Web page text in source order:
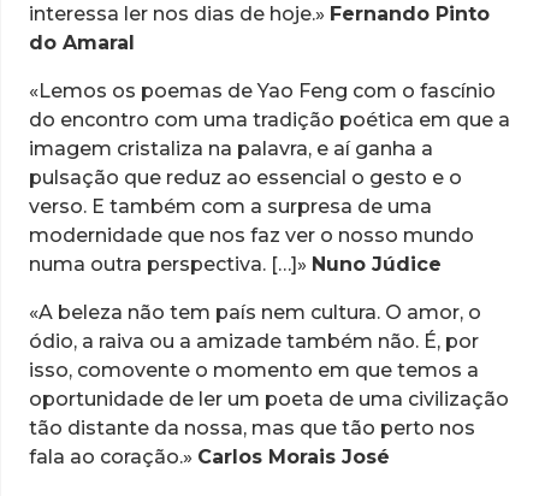
interessa ler nos dias de hoje.» Fernando Pinto
do Amaral
«Lemos os poemas de Yao Feng com o fascínio
do encontro com uma tradição poética em que a
imagem cristaliza na palavra, e aí ganha a
pulsação que reduz ao essencial o gesto e o
verso. E também com a surpresa de uma
modernidade que nos faz ver o nosso mundo
numa outra perspectiva. […]» Nuno Júdice
«A beleza não tem país nem cultura. O amor, o
ódio, a raiva ou a amizade também não. É, por
isso, comovente o momento em que temos a
oportunidade de ler um poeta de uma civilização
tão distante da nossa, mas que tão perto nos
fala ao coração.» Carlos Morais José